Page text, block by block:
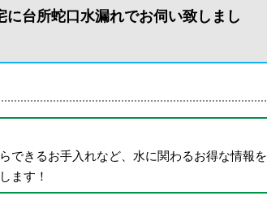
台所蛇口水漏れでお伺い致しまし
できるお手入れなど、水に関わるお得な情報を
ます！